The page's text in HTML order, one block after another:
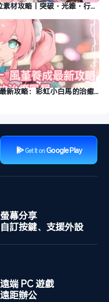
《崩壞：星穹鐵道》風堇全方位素材攻略｜突破・光錐・行跡一網打盡
崩壞：星穹鐵道3.3 - 風堇養成最新攻略：彩虹小白馬的治癒風暴
Get It onGoogle Play
螢幕分享
自訂按鍵、支援外設
遠端 PC 遊戲
遠距辦公